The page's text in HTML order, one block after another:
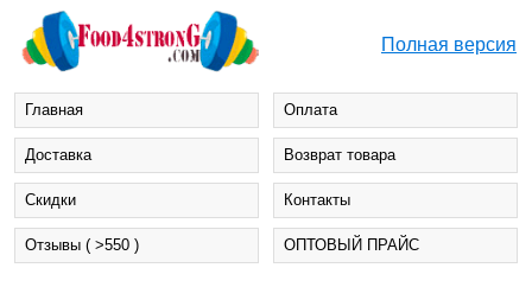
Полная версия
Главная Оплата
Доставка Возврат товара
Cкидки Контакты
Отзывы ( >550 ) ОПТОВЫЙ ПРАЙС